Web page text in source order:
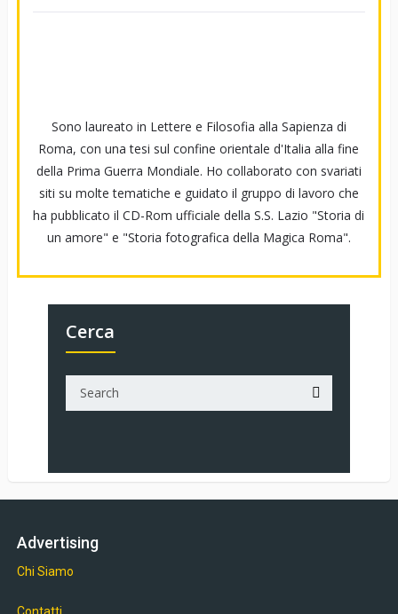
Sono laureato in Lettere e Filosofia alla Sapienza di
Roma, con una tesi sul confine orientale d'Italia alla fine
della Prima Guerra Mondiale. Ho collaborato con svariati
siti su molte tematiche e guidato il gruppo di lavoro che
ha pubblicato il CD-Rom ufficiale della S.S. Lazio "Storia di
un amore" e "Storia fotografica della Magica Roma".
Cerca
Advertising
Chi Siamo